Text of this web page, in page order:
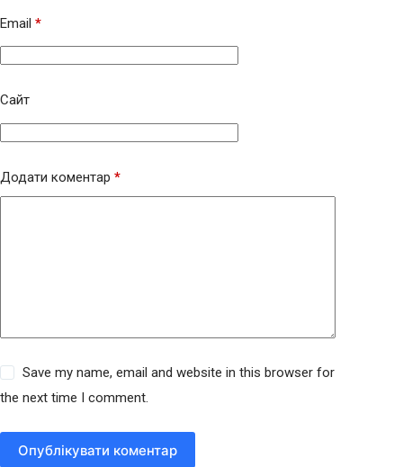
Email *
Сайт
Додати коментар *
Save my name, email and website in this browser for
the next time I comment.
Опублікувати коментар